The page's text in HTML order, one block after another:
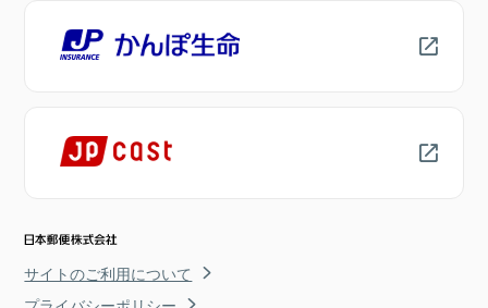
サイトのご利用について